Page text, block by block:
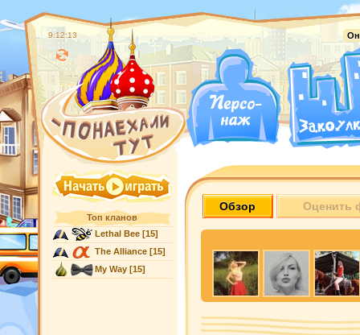
9:12:14
Топ кланов
Lethal Bee[15]
The Alliance[15]
My Way[15]
Обзор Оценить